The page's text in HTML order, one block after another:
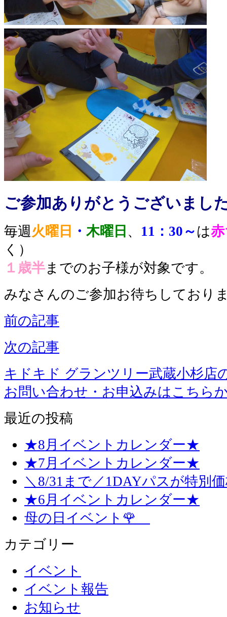
ご参加ありがとうございまし
毎週火曜日 ・ 木曜日 、 11：30～ は
く）
１歳半までのお子様が対象です。
みなさんのご参加お待ちしており
前の記事
次の記事
キドキド グランツリー武蔵小杉店
お問い合わせ・お申込みはこちら
最近の投稿
★8月イベントカレンダー★
★7月イベントカレンダー★
＼8/31まで／1DAYパスが特別
★6月イベントカレンダー★
母の日イベント🌹
カテゴリー
イベント
イベント報告
お知らせ